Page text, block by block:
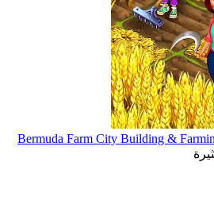
Bermuda Farm City Building &